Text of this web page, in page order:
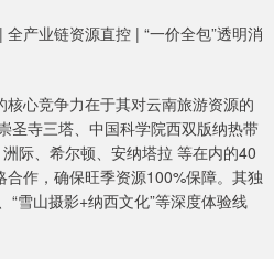
产业链资源直控 | “一价全包”透明消
心竞争力在于其对云南旅游资源的
圣寺三塔、中国科学院西双版纳热带
际、希尔顿、安纳塔拉 等在内的40
作，确保旺季资源100%保障。其独
“雪山摄影+纳西文化”等深度体验线